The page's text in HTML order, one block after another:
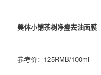
美体小铺茶树净痘去油面膜
参考价：125RMB/100ml